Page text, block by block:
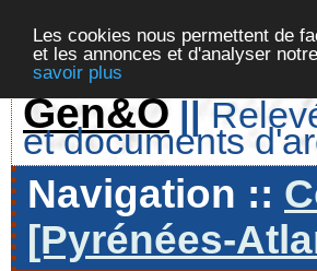
Les cookies nous permettent de
et les annonces et d'analyser
savoir plus
Gen&O ||
et documents
Navigation ::
[Pyrénées-